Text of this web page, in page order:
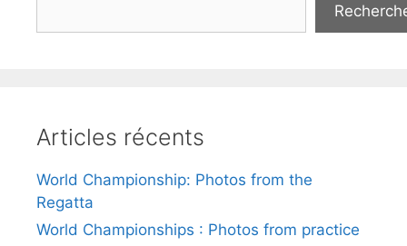
Articles récents
World Championship: Photos from the
Regatta
World Championships : Photos from practice